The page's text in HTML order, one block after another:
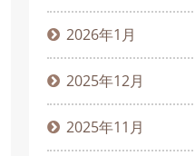
2026年1月
2025年12月
2025年11月